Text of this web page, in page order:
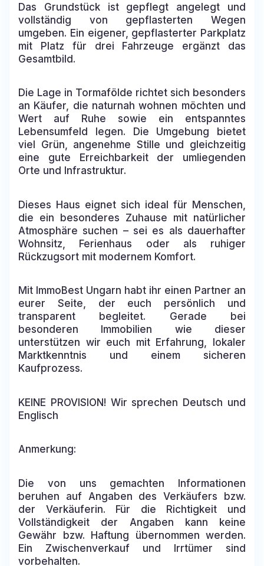
Das Grundstück ist gepflegt angelegt und
vollständig von gepflasterten Wegen
umgeben. Ein eigener, gepflasterter Parkplatz
mit Platz für drei Fahrzeuge ergänzt das
Gesamtbild.
Die Lage in Tormafölde richtet sich besonders
an Käufer, die naturnah wohnen möchten und
Wert auf Ruhe sowie ein entspanntes
Lebensumfeld legen. Die Umgebung bietet
viel Grün, angenehme Stille und gleichzeitig
eine gute Erreichbarkeit der umliegenden
Orte und Infrastruktur.
Dieses Haus eignet sich ideal für Menschen,
die ein besonderes Zuhause mit natürlicher
Atmosphäre suchen – sei es als dauerhafter
Wohnsitz, Ferienhaus oder als ruhiger
Rückzugsort mit modernem Komfort.
Mit ImmoBest Ungarn habt ihr einen Partner an
eurer Seite, der euch persönlich und
transparent begleitet. Gerade bei
besonderen Immobilien wie dieser
unterstützen wir euch mit Erfahrung, lokaler
Marktkenntnis und einem sicheren
Kaufprozess.
KEINE PROVISION! Wir sprechen Deutsch und
Englisch
Anmerkung:
Die von uns gemachten Informationen
beruhen auf Angaben des Verkäufers bzw.
der Verkäuferin. Für die Richtigkeit und
Vollständigkeit der Angaben kann keine
Gewähr bzw. Haftung übernommen werden.
Ein Zwischenverkauf und Irrtümer sind
vorbehalten.